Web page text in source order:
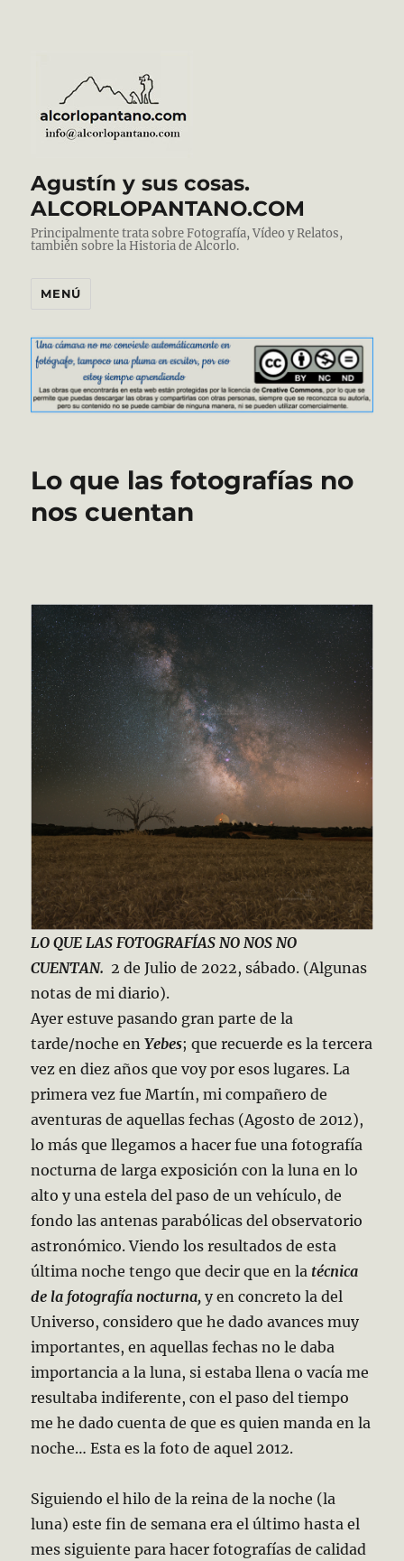
Agustín y sus cosas.
ALCORLOPANTANO.COM
Principalmente trata sobre Fotografía, Vídeo y Relatos,
también sobre la Historia de Alcorlo.
MENÚ
Lo que las fotografías no
nos cuentan
LO QUE LAS FOTOGRAFÍAS NO NOS NO
CUENTAN. 2 de Julio de 2022, sábado. (Algunas
notas de mi diario).
Ayer estuve pasando gran parte de la
tarde/noche enYebes; que recuerde es la tercera
vez en diez años que voy por esos lugares. La
primera vez fue Martín, mi compañero de
aventuras de aquellas fechas (Agosto de 2012),
lo más que llegamos a hacer fue una fotografía
nocturna de larga exposición con la luna en lo
alto y una estela del paso de un vehículo, de
fondo las antenas parabólicas del observatorio
astronómico. Viendo los resultados de esta
última noche tengo que decir que en la técnica
de la fotografía nocturna, y en concreto la del
Universo, considero que he dado avances muy
importantes, en aquellas fechas no le daba
importancia a la luna, si estaba llena o vacía me
resultaba indiferente, con el paso del tiempo
me he dado cuenta de que es quien manda en la
noche… Esta es la foto de aquel 2012.
Siguiendo el hilo de la reina de la noche (la
luna) este fin de semana era el último hasta el
mes siguiente para hacer fotografías de calidad